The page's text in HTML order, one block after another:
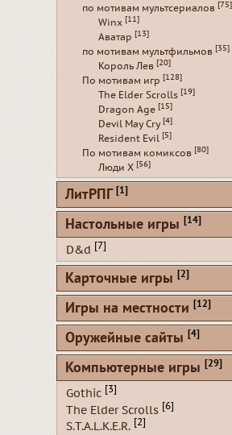
по мотивам мультсериалов [75]
Winx [11]
Аватар [13]
по мотивам мультфильмов [35]
Король Лев [20]
По мотивам игр [128]
The Elder Scrolls [19]
Dragon Age [15]
Devil May Cry [4]
Resident Evil [5]
По мотивам комиксов [80]
Люди Х [56]
ЛитРПГ [1]
Настольные игры [14]
D&d [7]
Карточные игры [2]
Игры на местности [12]
Оружейные сайты [4]
Компьютерные игры [29]
Gothic [3]
The Elder Scrolls [6]
S.T.A.L.K.E.R. [2]